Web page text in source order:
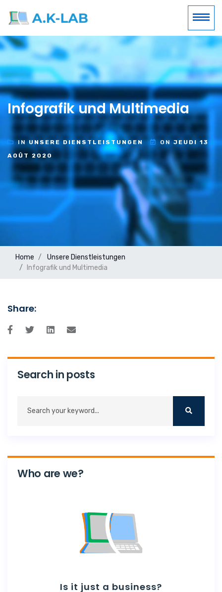
Infografik und Multimedia
INUNSERE DIENSTLEISTUNGEN ONJEUDI 13
AOÛT 2020
Home
Unsere Dienstleistungen
Infografik und Multimedia
Share:
Search in posts
Who are we?
Is it just a business?